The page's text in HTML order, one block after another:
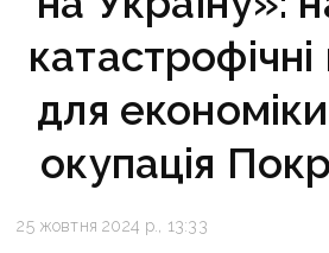
катастрофічні
для
окупація
25 жовтня 2024 р., 13:33